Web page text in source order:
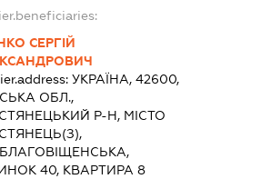
СЕРГІЙ
УКРАЇНА, 42600,
ОБЛ.,
Р-Н, МІСТО
40, КВАРТИРА 8